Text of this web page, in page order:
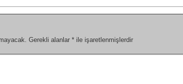
Gerekli alanlar * ile işaretlenmişlerdir